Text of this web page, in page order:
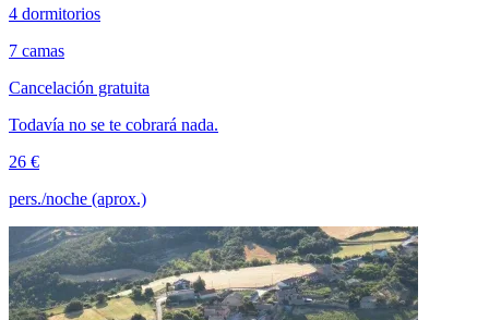
4 dormitorios
7 camas
Cancelación gratuita
Todavía no se te cobrará nada.
26 €
pers./noche (aprox.)